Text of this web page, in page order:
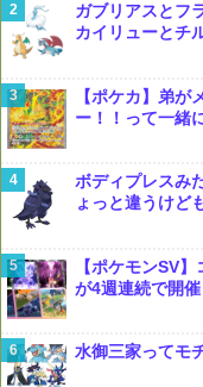
ガブリアスとフ
カイリューとチ
【ポケカ】弟
ー！！って一緒
ボディプレスみ
ょっと違うけど
【ポケモンSV
が4週連続で開
水御三家ってモ